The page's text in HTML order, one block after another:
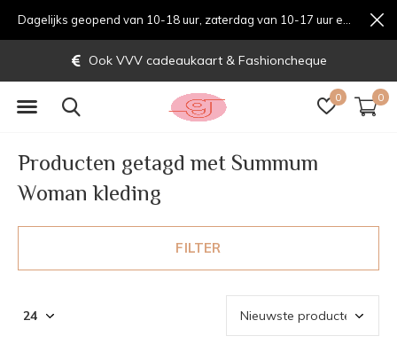
0 0
Ook VVV cadeaukaart & Fashioncheque
Producten getagd met Summum
Woman kleding
FILTER